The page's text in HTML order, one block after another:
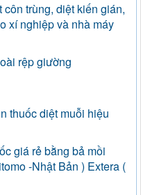
trùng, diệt kiến gián,
xí nghiệp và nhà máy
rệp giường
thuốc diệt muỗi hiệu
giá rẻ bằng bả mồi
-Nhật Bản ) Extera (